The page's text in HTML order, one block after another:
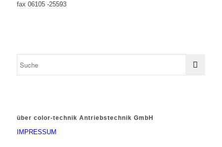
fax 06105 -25593
über color-technik Antriebstechnik GmbH
IMPRESSUM